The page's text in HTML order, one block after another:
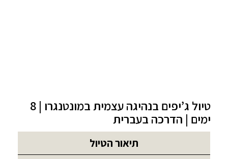
טיול ג’יפים בנהיגה עצמית במונטנגרו | 8
ימים | הדרכה בעברית
תיאור הטיול